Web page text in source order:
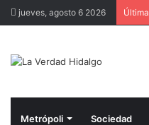
jueves, agosto 6 2026
Metrópoli Sociedad